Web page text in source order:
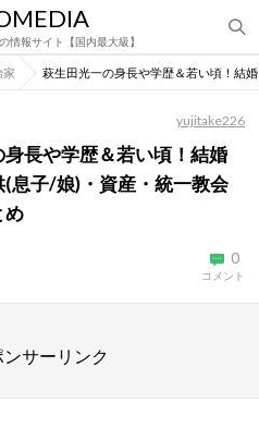
情報サイト【国内最大級】
家 萩生田光一の身長や学歴＆若い頃！結
yujitake226
長や学歴＆若い頃！結婚
(息子/娘)・資産・統一教会
め
0
コメント
ンサーリンク